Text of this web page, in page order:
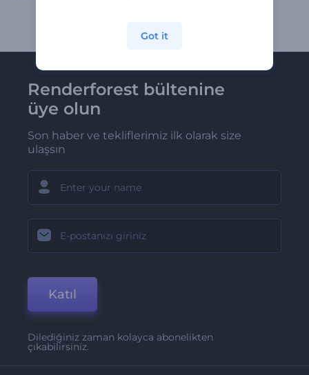
Renderforest bültenine
üye olun
Son haber ve tekliflerimiz ilk olarak size
ulaşsın
Katıl
Dilediğiniz zaman kolayca abonelikten
çıkabilirsiniz.
Got it